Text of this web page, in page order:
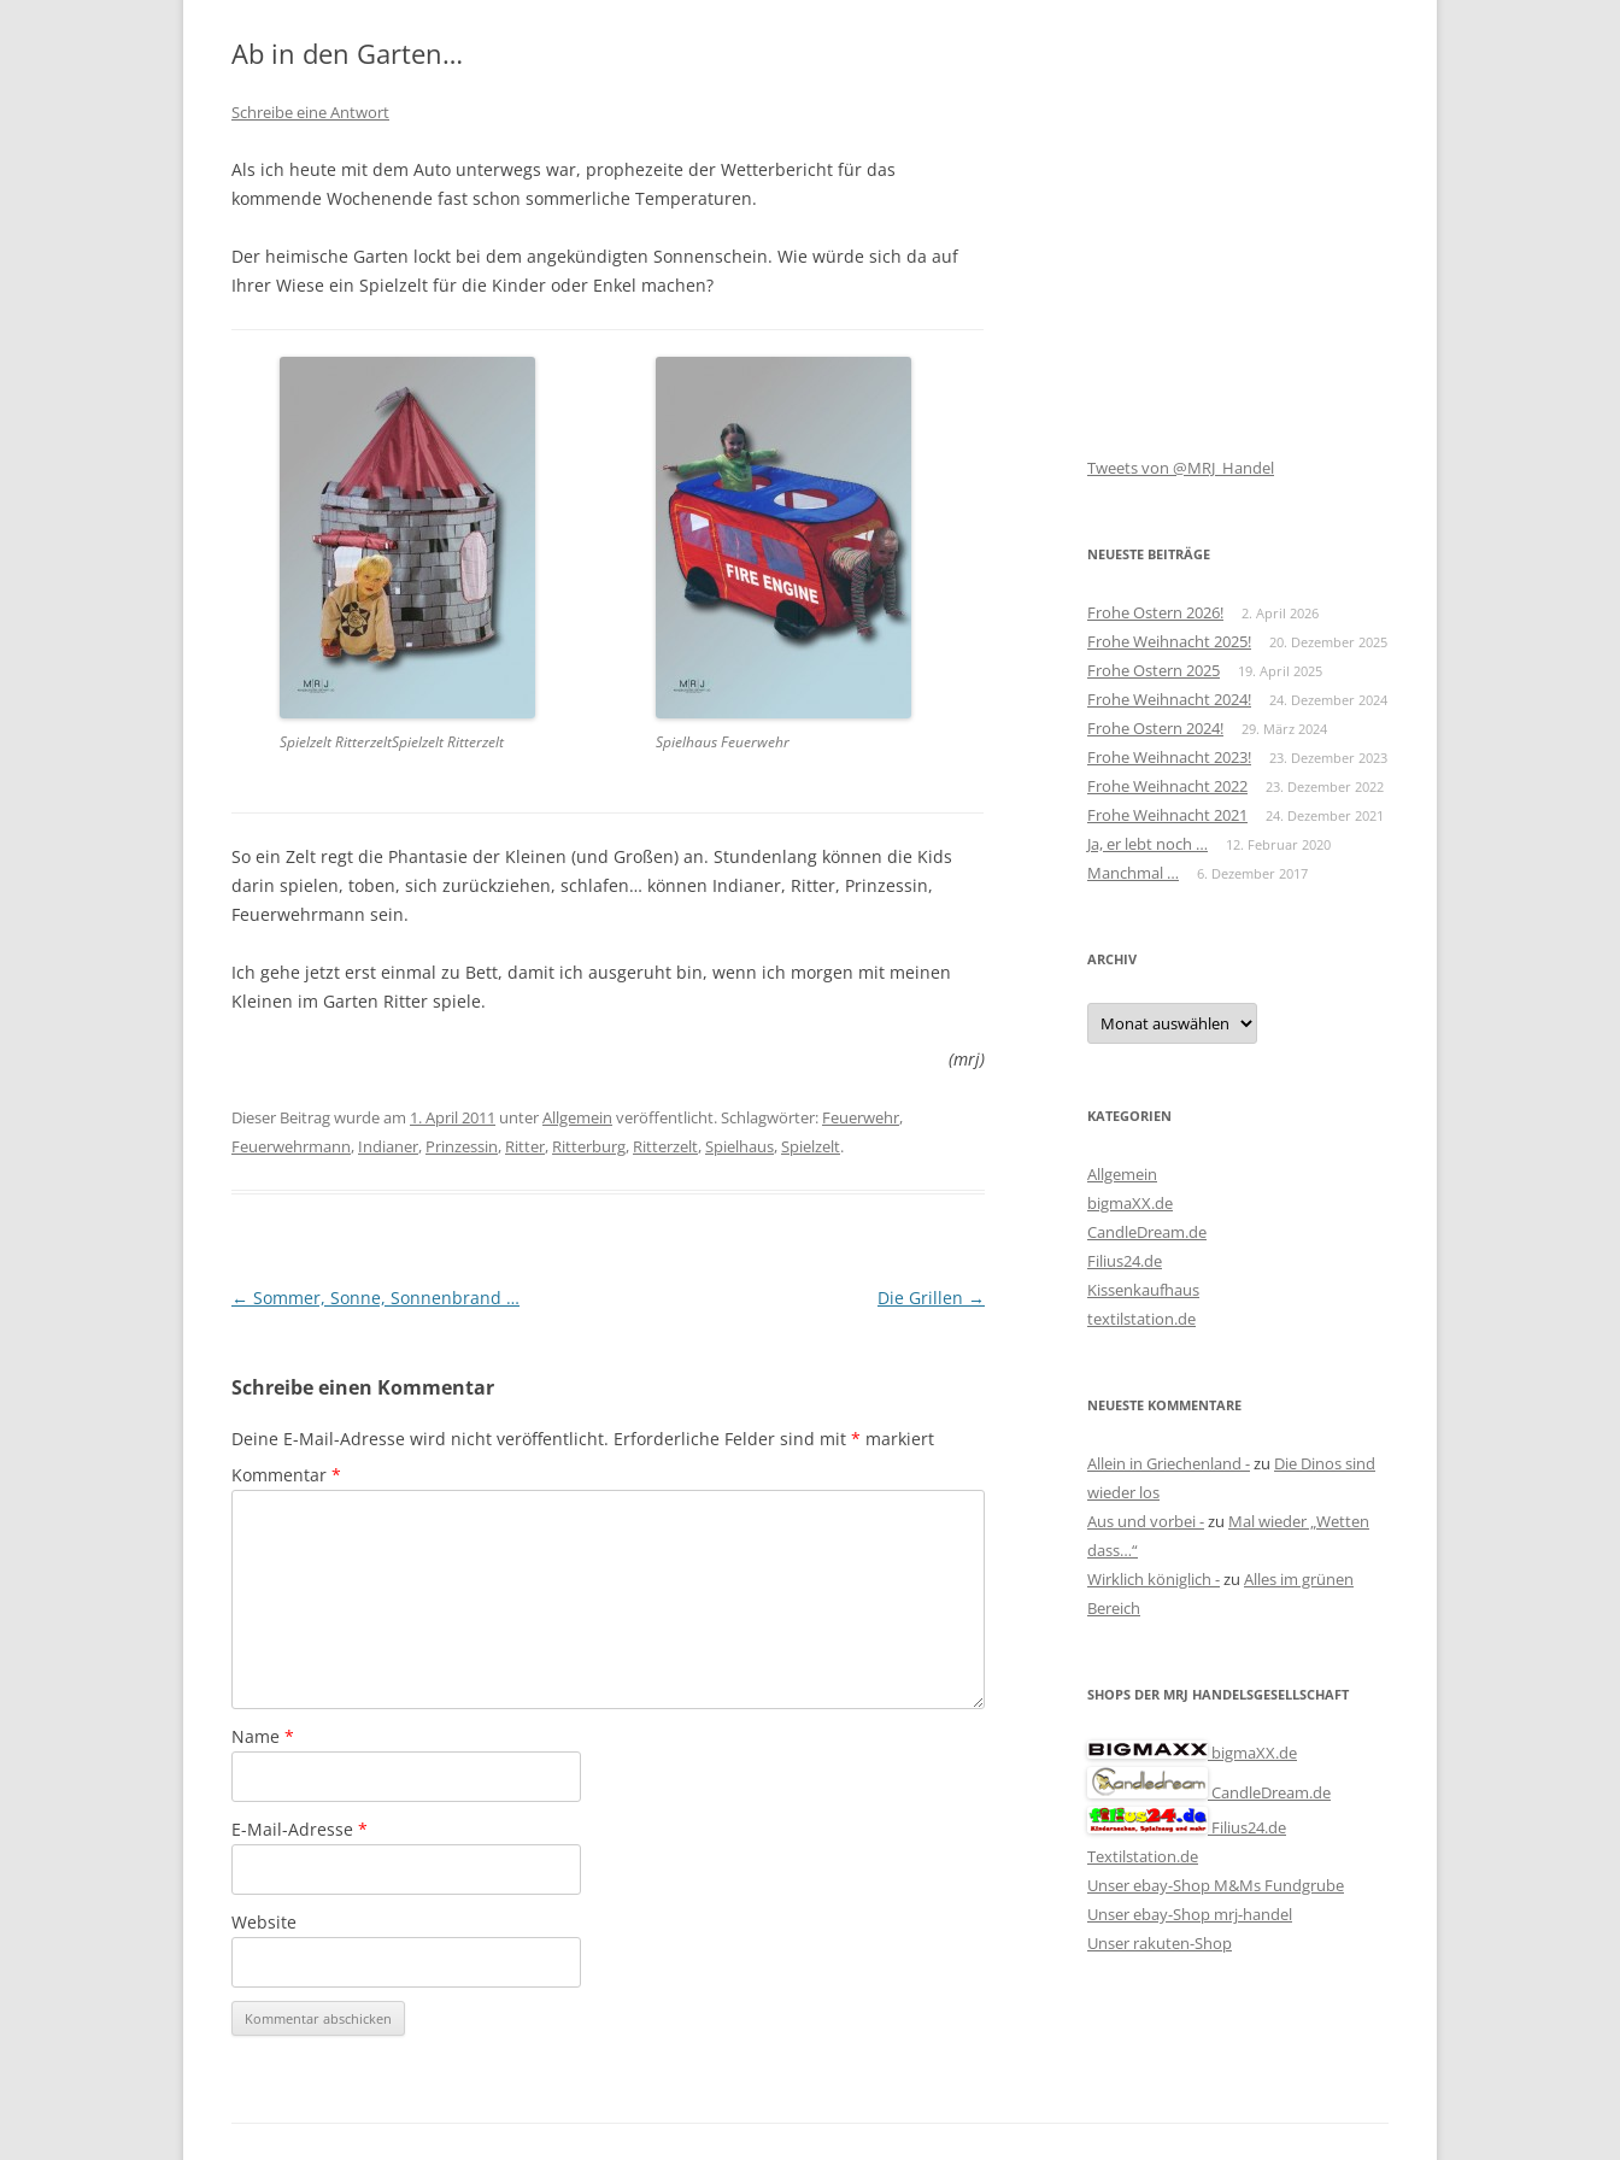
Ab in den Garten…
Schreibe eine Antwort
Als ich heute mit dem Auto unterwegs war, prophezeite der Wetterbericht für das
kommende Wochenende fast schon sommerliche Temperaturen.
Der heimische Garten lockt bei dem angekündigten Sonnenschein. Wie würde sich da auf
Ihrer Wiese ein Spielzelt für die Kinder oder Enkel machen?
Spielzelt RitterzeltSpielzelt Ritterzelt Spielhaus Feuerwehr
So ein Zelt regt die Phantasie der Kleinen (und Großen) an. Stundenlang können die Kids
darin spielen, toben, sich zurückziehen, schlafen… können Indianer, Ritter, Prinzessin,
Feuerwehrmann sein.
Ich gehe jetzt erst einmal zu Bett, damit ich ausgeruht bin, wenn ich morgen mit meinen
Kleinen im Garten Ritter spiele.
(mrj)
Dieser Beitrag wurde am 1. April 2011 unterAllgemein veröffentlicht. Schlagwörter: Feuerwehr,
Feuerwehrmann, Indianer, Prinzessin, Ritter, Ritterburg, Ritterzelt,Spielhaus,Spielzelt.
Beitragsnavigation
← Sommer, Sonne, Sonnenbrand … Die Grillen →
Schreibe einen Kommentar
Deine E-Mail-Adresse wird nicht veröffentlicht. Erforderliche Felder sind mit * markiert
Kommentar *
Name *
E-Mail-Adresse *
Website
Tweets von @MRJ_Handel
NEUESTE BEITRÄGE
Frohe Ostern 2026! 2. April 2026
Frohe Weihnacht 2025! 20. Dezember 2025
Frohe Ostern 2025 19. April 2025
Frohe Weihnacht 2024! 24. Dezember 2024
Frohe Ostern 2024! 29. März 2024
Frohe Weihnacht 2023! 23. Dezember 2023
Frohe Weihnacht 2022 23. Dezember 2022
Frohe Weihnacht 2021 24. Dezember 2021
Ja, er lebt noch … 12. Februar 2020
Manchmal … 6. Dezember 2017
ARCHIV
Archiv
KATEGORIEN
Allgemein
bigmaXX.de
CandleDream.de
Filius24.de
Kissenkaufhaus
textilstation.de
NEUESTE KOMMENTARE
Allein in Griechenland -zu Die Dinos sind
wieder los
Aus und vorbei -zu Mal wieder „Wetten
dass…“
Wirklich königlich -zu Alles im grünen
Bereich
SHOPS DER MRJ HANDELSGESELLSCHAFT
bigmaXX.de
CandleDream.de
Filius24.de
Textilstation.de
Unser ebay-Shop M&Ms Fundgrube
Unser ebay-Shop mrj-handel
Unser rakuten-Shop